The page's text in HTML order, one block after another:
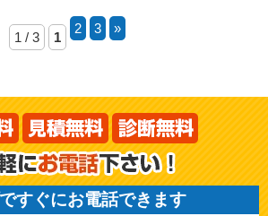
1 / 3 1
2 3 »
すぐにお電話できます